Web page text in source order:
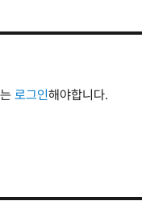
는로그인해야합니다.